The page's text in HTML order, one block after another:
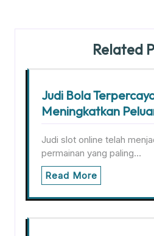
Related
Judi Bola
Meningkatkan
Judi slot online telah
permainan yang paling…
Read More